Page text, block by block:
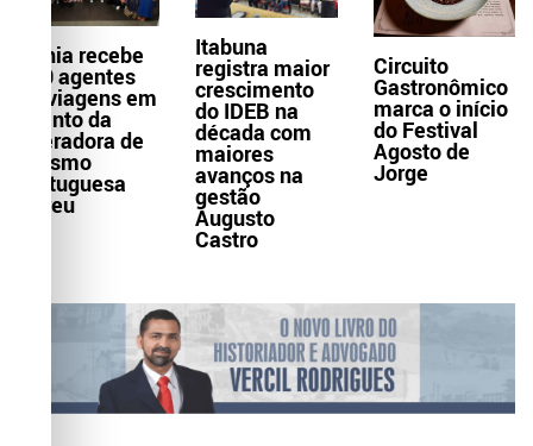
Bahia recebe
300 agentes
de viagens em
evento da
operadora de
turismo
portuguesa
Abreu
Itabuna
registra maior
crescimento
do IDEB na
década com
maiores
avanços na
gestão
Augusto
Castro
Circuito
Gastronômico
marca o início
do Festival
Agosto de
Jorge